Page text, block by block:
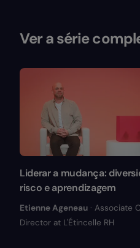
Ver a série
Liderar a mudança:
risco e aprendizagem
Etienne Ageneau · Associate
Director at L'Étincelle RH